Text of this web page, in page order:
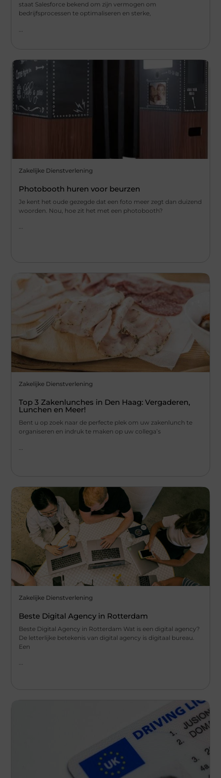
staat Salesforce bekend om zijn vermogen om
bedrijfsprocessen te optimaliseren en sterke,
Zakelijke Dienstverlening
Photobooth huren voor beurzen
Je kent het oude gezegde dat een foto meer zegt dan duizend
woorden. Nou, hoe zit het met een photobooth?
...
Zakelijke Dienstverlening
Top 3 Zakenlunches in Den Haag: Vergaderen,
Lunchen en Meer!
Bent u op zoek naar de perfecte plek om uw zakenlunch te
organiseren en indruk te maken op uw collega’s
Zakelijke Dienstverlening
Beste Digital Agency in Rotterdam
Beste Digital Agency in Rotterdam Wat is een digital agency?
De letterlijke betekenis van digital agency is digitaal bureau.
Een